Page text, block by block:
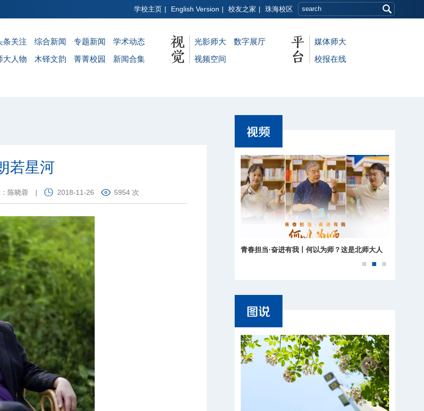
学校主页 | English Version | 校友之家 | 珠海校区
条关注 综合新闻 专题新闻 学术动态
大人物 木铎文韵 菁菁校园 新闻合集
光影师大 数字展厅
视频空间
媒体师大
校报在线
若星河
陈晓蓉 | 2018-11-26 5954 次
青春担当·奋进有我丨何以为师？这是北师大人